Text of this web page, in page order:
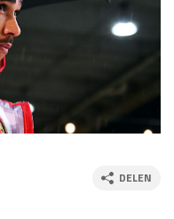
vr 14:00 - 15:00
zo 14:00 - 16:00
23 - 25 okt
06 - 08 nov
DELEN